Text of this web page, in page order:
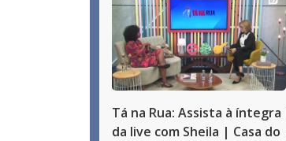
Tá na Rua: Assista à íntegra
da live com Sheila | Casa do